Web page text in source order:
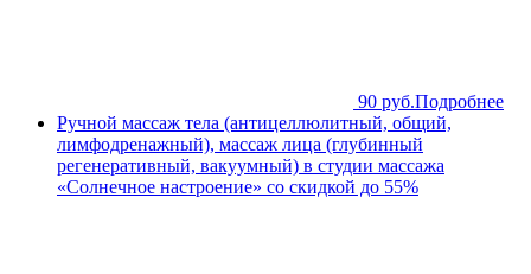
90 руб.Подробнее
Ручной массаж тела (антицеллюлитный, общий,
лимфодренажный), массаж лица (глубинный
регенеративный, вакуумный) в студии массажа
«Солнечное настроение» со скидкой до 55%